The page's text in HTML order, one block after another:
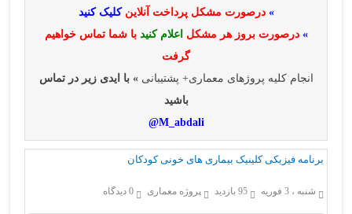
» درصورت مشکل پرداخت آنلاینکلیک کنید
» درصورت بروز هر مشکل اعلام کنید با شما تماس خواهیم
گرفت
انجام کلیه پروژهای معماری+ پشتیبانی» با ایدی زیر در تماس
باشید
M_abdali@
برنامه فیزیکی کلینیک بیماری های خونی کودکان
شنبه ، 3 فوریه 95 بازدید پروژه معماری 0 دیدگاه